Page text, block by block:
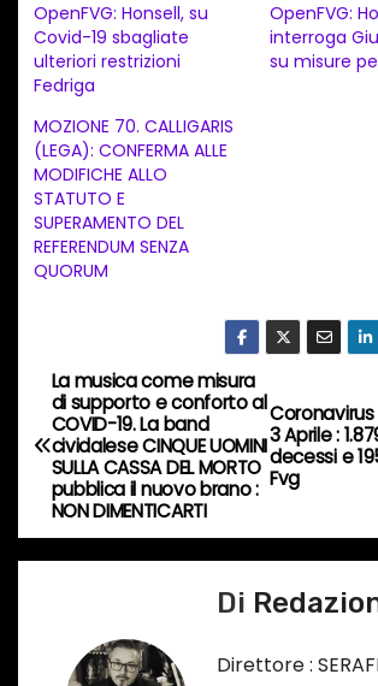
a
m
e
n
t
o
i
n
r
s
o
…
OpenFVG: Honsell, su
Covid-19 sbagliate
ulteriori restrizioni
Fedriga
OpenFVG:
interroga
su misure
MOZIONE 70. CALLIGARIS
(LEGA): CONFERMA ALLE
MODIFICHE ALLO
STATUTO E
SUPERAMENTO DEL
REFERENDUM SENZA
QUORUM
N
a
v
i
Coronavirus
3 Aprile :
decessi e
Fvg
La musica come misura
di supporto e conforto al
COVID-19. La band
cividalese CINQUE UOMINI
SULLA CASSA DEL MORTO
pubblica il nuovo brano :
NON DIMENTICARTI
Di
Direttore :